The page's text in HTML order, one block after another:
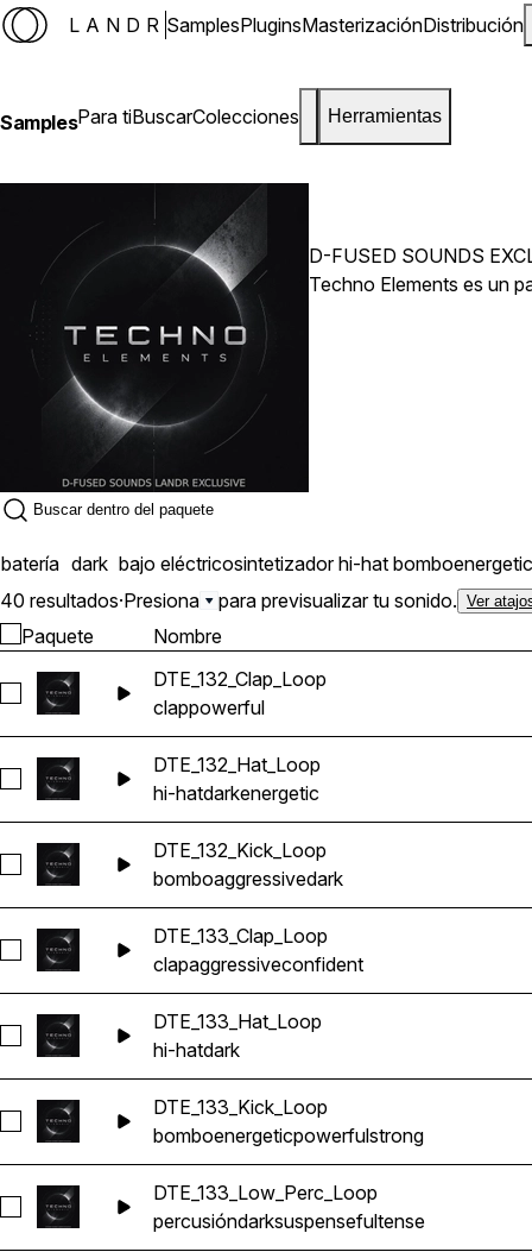
LANDR SamplesPluginsMasterizaciónDistribución
SamplesPara tiBuscarColecciones Herramientas
D-FUSED SOUNDS
Techno Elements es un
batería dark bajo eléctricosintetizador hi-hat bomboenergetic
40 resultados·Presiona para previsualizar tu sonido. Ver
Paquete Nombre
Seleccionar DTE_132_Clap_Loop
DTE_132_Clap_Loop
clappowerful
Seleccionar DTE_132_Hat_Loop
DTE_132_Hat_Loop
hi-hatdarkenergetic
Seleccionar DTE_132_Kick_Loop
DTE_132_Kick_Loop
bomboaggressivedark
Seleccionar DTE_133_Clap_Loop
DTE_133_Clap_Loop
clapaggressiveconfident
Seleccionar DTE_133_Hat_Loop
DTE_133_Hat_Loop
hi-hatdark
Seleccionar DTE_133_Kick_Loop
DTE_133_Kick_Loop
bomboenergeticpowerfulstrong
Seleccionar DTE_133_Low_Perc_Loop
DTE_133_Low_Perc_Loop
percusióndarksuspensefultense